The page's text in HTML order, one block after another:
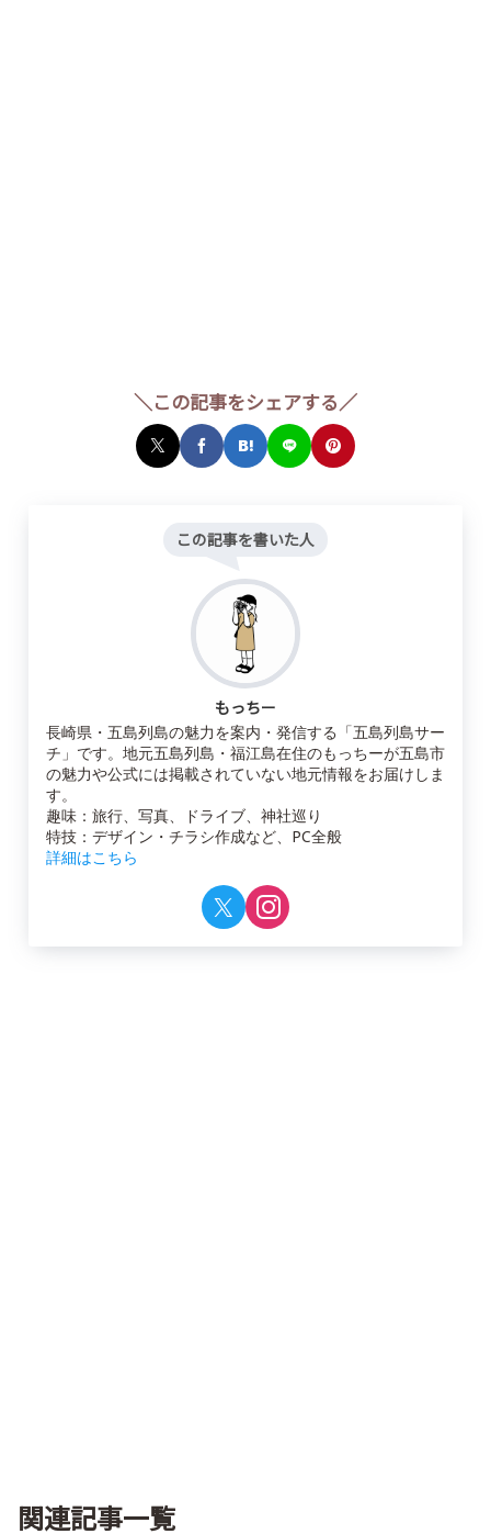
＼この記事をシェアする／
この記事を書いた人
もっちー
長崎県・五島列島の魅力を案内・発信する「五島列島サー
チ」です。地元五島列島・福江島在住のもっちーが五島市
の魅力や公式には掲載されていない地元情報をお届けしま
す。
趣味：旅行、写真、ドライブ、神社巡り
特技：デザイン・チラシ作成など、PC全般
詳細はこちら
関連記事一覧